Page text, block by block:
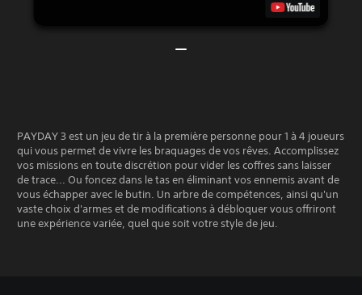
PAYDAY 3 est un jeu de tir à la première personne pour 1 à 4 joueurs
qui vous permet de vivre les braquages de vos rêves. Accomplissez
vos missions en toute discrétion pour vider les coffres sans laisser
de trace... Ou foncez dans le tas en éliminant vos ennemis avant de
vous échapper avec le butin. Un arbre de compétences, ainsi qu'un
vaste choix d'armes et de modifications à débloquer vous offriront
une expérience variée, quel que soit votre style de jeu.